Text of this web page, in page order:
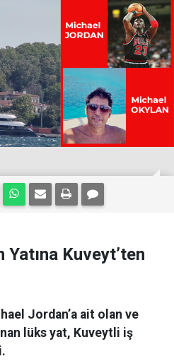
Yatına Kuveyt’ten
Jordan’a ait olan ve
lüks yat, Kuveytli iş